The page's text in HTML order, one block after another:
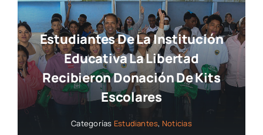
Estudiantes De La Institución
Educativa La Libertad
Recibieron Donación De Kits
Escolares